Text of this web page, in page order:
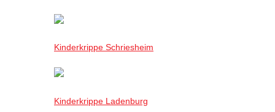
Kinderkrippe Schriesheim
Kinderkrippe Ladenburg